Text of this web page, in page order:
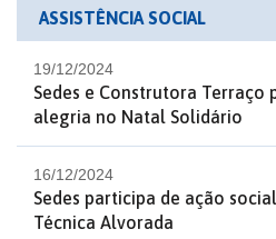
ASSISTÊNCIA SOCIAL
19/12/2024
Sedes e Construtora Terraço
alegria no Natal Solidário
16/12/2024
Sedes participa de ação
Técnica Alvorada